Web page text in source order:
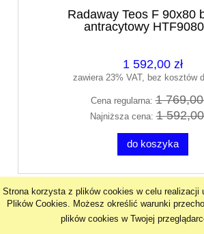
Strona korzysta z plików cookies w celu realizacji
Plików Cookies. Możesz określić warunki
plików cookies w Twojej
Radaway Teos F 90x80
antracytowy
1 592,00 zł
zawiera 23% VAT, bez kosztów
Cena regularna:1 769,00
Najniższa cena:1 592,00
do koszyka
promocja